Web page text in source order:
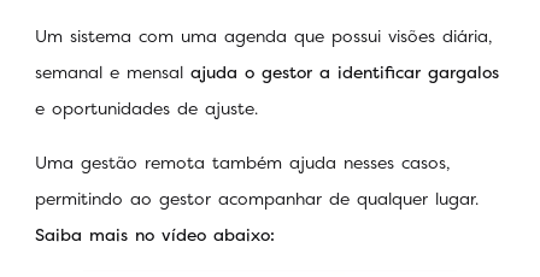
Um sistema com uma agenda que possui visões diária,
semanal e mensal ajuda o gestor a identificar gargalos
e oportunidades de ajuste.
Uma gestão remota também ajuda nesses casos,
permitindo ao gestor acompanhar de qualquer lugar.
Saiba mais no vídeo abaixo: